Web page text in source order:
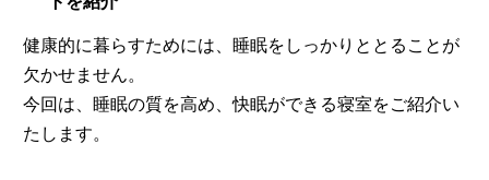
健康的に暮らすためには、睡眠をしっかりととることが
欠かせません。
今回は、睡眠の質を高め、快眠ができる寝室をご紹介い
たします。